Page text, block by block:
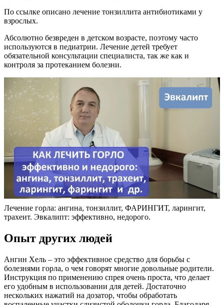
По ссылке описано лечение тонзиллита антибиотиками у
взрослых.
Абсолютно безвреден в детском возрасте, поэтому часто
используются в педиатрии. Лечение детей требует
обязательной консультации специалиста, так же как и
контроля за протеканием болезни.
Лечение горла: ангина, тонзиллит, ФАРИНГИТ, ларингит,
трахеит. Эвкалипт: эффективно, недорого.
Опыт других людей
Ангин Хель – это эффективное средство для борьбы с
болезнями горла, о чем говорят многие довольные родители.
Инструкция по применению спрея очень проста, что делает
его удобным в использовании для детей. Достаточно
нескольких нажатий на дозатор, чтобы обработать